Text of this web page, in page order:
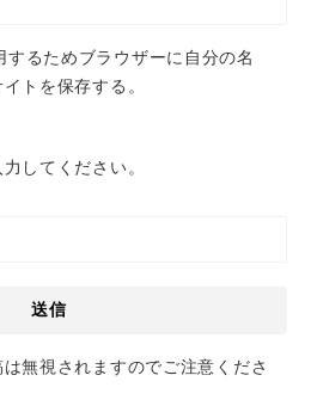
するためブラウザーに自分の名
トを保存する。
してください。
無視されますのでご注意くださ